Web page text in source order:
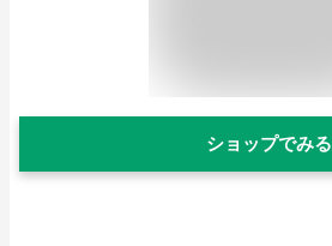
ショップでみる